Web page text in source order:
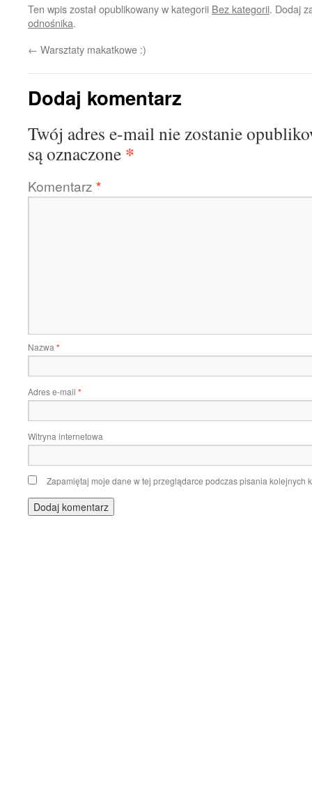
Ten wpis został opublikowany w kategorii Bez kategorii. Dodaj
odnośnika.
← Warsztaty makatkowe :)
Dodaj komentarz
Twój adres e-mail nie zostanie
są oznaczone *
Komentarz *
Nazwa *
Adres e-mail *
Witryna internetowa
Zapamiętaj moje dane w tej przeglądarce podczas pisania kolejnych